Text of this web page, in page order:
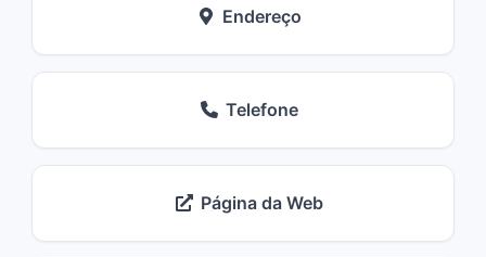
Endereço
Telefone
Página da Web